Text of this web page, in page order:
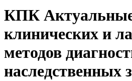
КПК
клинических и
методов
наследственных